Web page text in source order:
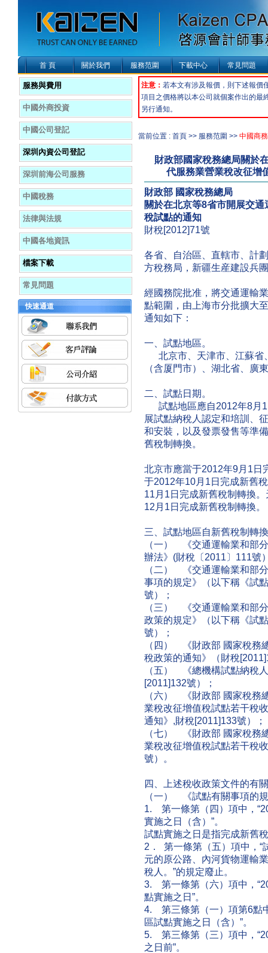
首 頁 關於我們 服務范圍 下載中心 常見問題
服務與費用
中國外商投資
中國公司登記
深圳內資公司登記
深圳前海公司服務
中國稅務
法律與法規
中國各地資訊
檔案下載
常見問題
快速通道
注意： 若本文有涉及報價，則下述報價
項目之價格將以本公司就個案作出的最
另行通知。
當前位置 : 首頁 >> 服務范圍 >> 中國商
財政部國家稅務總局關於
代服務業營業稅改征增
財政部 國家稅務總局
關於在北京等8省市開展交通
稅試點的通知
財稅[2012]71號
各省、自治區、直轄市、計
方稅務局，新疆生産建設兵
經國務院批准，將交通運輸
點範圍，由上海市分批擴大
通知如下：
一、試點地區。
北京市、天津市、江蘇省
（含厦門市）、湖北省、廣
二、試點日期。
試點地區應自2012年8月1
展試點納稅人認定和培訓、
和安裝，以及發票發售等準
舊稅制轉換。
北京市應當于2012年9月1日
于2012年10月1日完成新舊
11月1日完成新舊稅制轉換
12月1日完成新舊稅制轉換。
三、試點地區自新舊稅制轉
（一） 《交通運輸業和部
辦法》(財稅〔2011〕111號
（二） 《交通運輸業和部
事項的規定》（以下稱《試
號）；
（三） 《交通運輸業和部
政策的規定》（以下稱《試
號）；
（四） 《財政部 國家稅務
稅政策的通知》（財稅
（五） 《總機構試點納稅
[2011]132號）；
（六） 《財政部 國家稅務
業稅改征增值稅試點若干稅
通知》,財稅[2011]133號）；
（七） 《財政部 國家稅務
業稅改征增值稅試點若干稅
號）。
四、上述稅收政策文件的有
（一） 《試點有關事項的
1. 第一條第（四）項中，
實施之日（含）”。
試點實施之日是指完成新舊
2． 第一條第（五）項中，“
元的原公路、內河貨物運輸
稅人。”的規定廢止。
3. 第一條第（六）項中，
點實施之日”。
4. 第三條第（一）項第6點
區試點實施之日（含）”。
5. 第三條第（三）項中，
之日前”。